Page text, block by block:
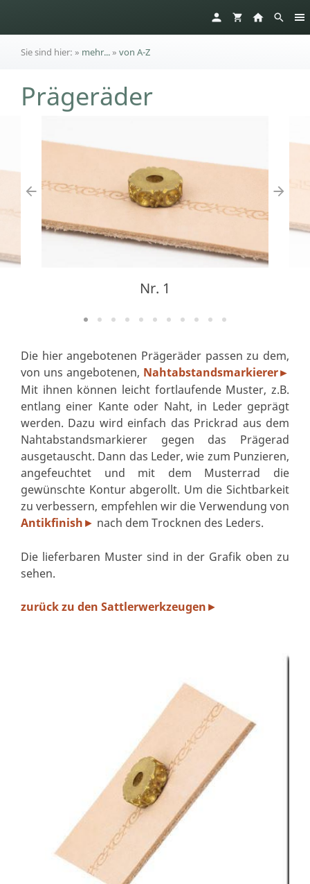
Sie sind hier: » mehr...» von A-Z
Prägeräder
Nr. 1
Die hier angebotenen Prägeräder passen zu dem,
von uns angebotenen, Nahtabstandsmarkierer►
Mit ihnen können leicht fortlaufende Muster, z.B.
entlang einer Kante oder Naht, in Leder geprägt
werden. Dazu wird einfach das Prickrad aus dem
Nahtabstandsmarkierer gegen das Prägerad
ausgetauscht. Dann das Leder, wie zum Punzieren,
angefeuchtet und mit dem Musterrad die
gewünschte Kontur abgerollt. Um die Sichtbarkeit
zu verbessern, empfehlen wir die Verwendung von
Antikfinish ► nach dem Trocknen des Leders.
Die lieferbaren Muster sind in der Grafik oben zu
sehen.
zurück zu den Sattlerwerkzeugen ►